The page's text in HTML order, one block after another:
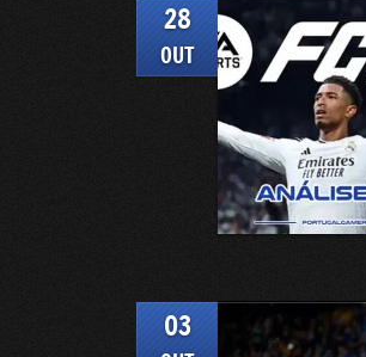
28
OUT
03